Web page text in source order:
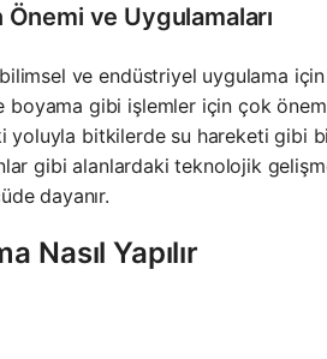
ve Uygulamaları
ve endüstriyel uygulama
boyama gibi işlemler için çok
yoluyla bitkilerde su hareketi gibi
gibi alanlardaki teknolojik
dayanır.
Nasıl Yapılır